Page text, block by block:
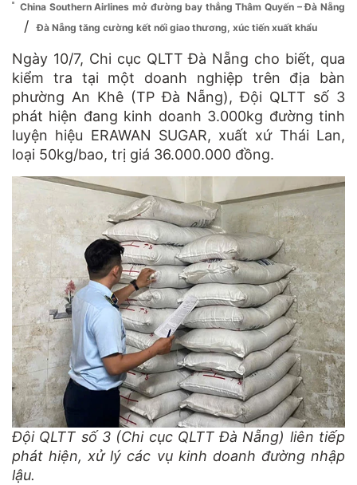
China Southern Airlines mở đường bay thẳng Thâm Quyến – Đà Nẵng
/ Đà Nẵng tăng cường kết nối giao thương, xúc tiến xuất khẩu
Ngày 10/7, Chi cục QLTT Đà Nẵng cho biết, qua
kiểm tra tại một doanh nghiệp trên địa bàn
phường An Khê (TP Đà Nẵng), Đội QLTT số 3
phát hiện đang kinh doanh 3.000kg đường tinh
luyện hiệu ERAWAN SUGAR, xuất xứ Thái Lan,
loại 50kg/bao, trị giá 36.000.000 đồng.
Đội QLTT số 3 (Chi cục QLTT Đà Nẵng) liên tiếp
phát hiện, xử lý các vụ kinh doanh đường nhập
lậu.